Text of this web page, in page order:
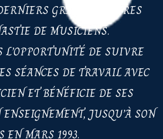
GRANDS MAÎTRES
DE MUSICIENS.
L’OPPORTUNITÉ DE SUIVRE
SÉANCES DE TRAVAIL AVEC
ET BÉNÉFICIE DE SES
JUSQU’À SON
EN MARS 1993.